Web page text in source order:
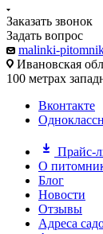
Заказать звонок
Задать вопрос
malinki-
Ивановская
100 метрах
Вконтакте
Прайс-
О
Блог
Новости
Отзывы
Адреса